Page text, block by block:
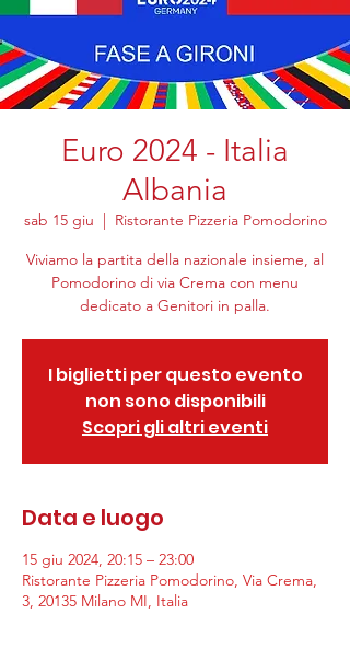
Euro 2024 - Italia
Albania
sab 15 giu
  |
Ristorante Pizzeria Pomodorino
Viviamo la partita della nazionale insieme, al
Pomodorino di via Crema con menu
dedicato a Genitori in palla.
I biglietti per questo evento
non sono disponibili
Scopri gli altri eventi
Data e luogo
15 giu 2024, 20:15 – 23:00
Ristorante Pizzeria Pomodorino, Via Crema,
3, 20135 Milano MI, Italia